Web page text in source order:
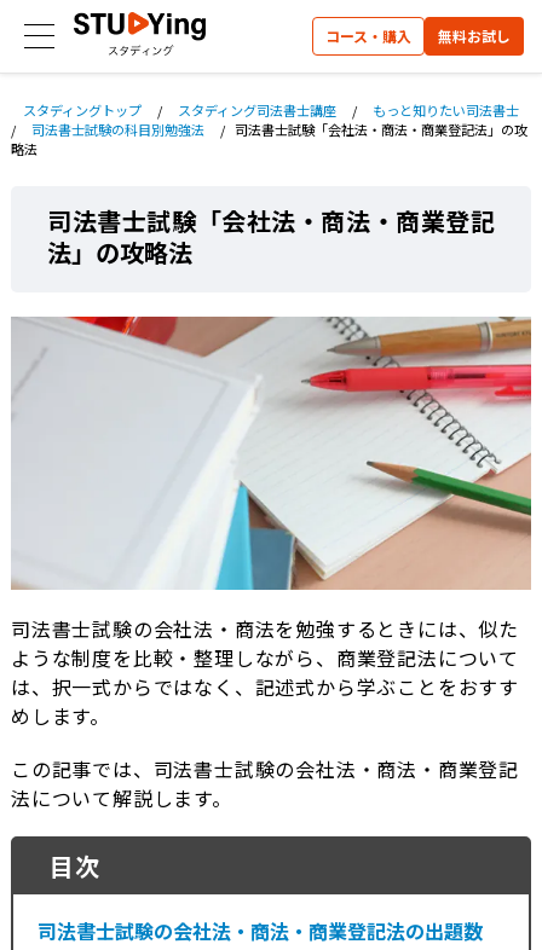
コース・購入 無料お試し
スタディングトップ / スタディング司法書士講座 /
もっと知りたい司法書士
/
司法書士試験の科目別勉強法 / 司法書士試験「会社法・商法・商業登記法」の攻
略法
司法書士試験「会社法・商法・商業登記
法」の攻略法
司法書士試験の会社法・商法を勉強するときには、似た
ような制度を比較・整理しながら、商業登記法について
は、択一式からではなく、記述式から学ぶことをおすす
めします。
この記事では、司法書士試験の会社法・商法・商業登記
法について解説します。
目次
司法書士試験の会社法・商法・商業登記法の出題数